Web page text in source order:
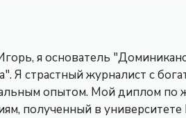
я основатель
Я страстный журналист с
опытом. Мой диплом по
полученный в